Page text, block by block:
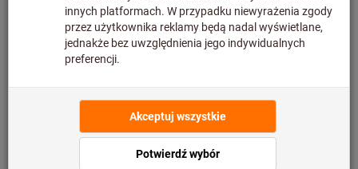
Do szybkiego wprowadzenia
Dodaj do koszyka
w magazynie